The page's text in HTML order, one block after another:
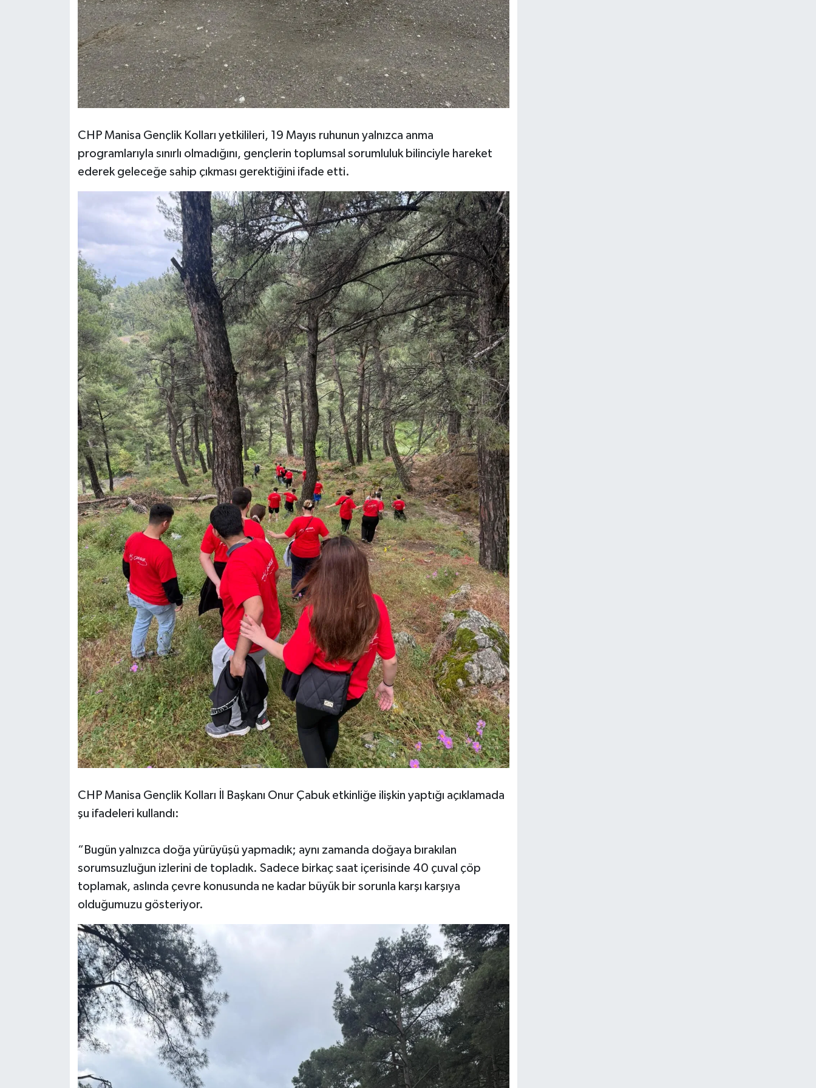
CHP Manisa Gençlik Kolları yetkilileri, 19 Mayıs ruhunun yalnızca anma
programlarıyla sınırlı olmadığını, gençlerin toplumsal sorumluluk bilinciyle hareket
ederek geleceğe sahip çıkması gerektiğini ifade etti.
CHP Manisa Gençlik Kolları İl Başkanı Onur Çabuk etkinliğe ilişkin yaptığı açıklamada
şu ifadeleri kullandı:
“Bugün yalnızca doğa yürüyüşü yapmadık; aynı zamanda doğaya bırakılan
sorumsuzluğun izlerini de topladık. Sadece birkaç saat içerisinde 40 çuval çöp
toplamak, aslında çevre konusunda ne kadar büyük bir sorunla karşı karşıya
olduğumuzu gösteriyor.